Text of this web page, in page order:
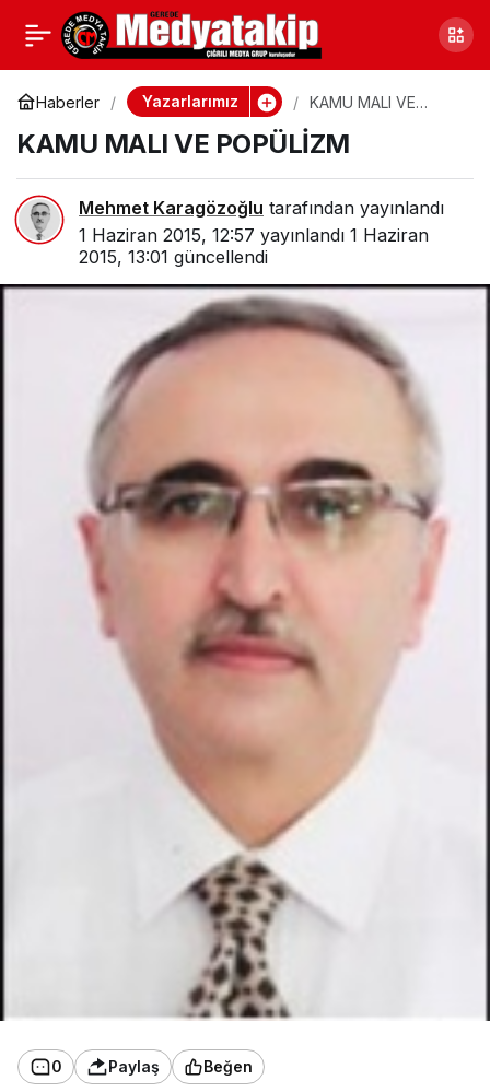
Haberler Yazarlarımız
KAMU MALI VE
KAMU MALI VE POPÜLİZM
Mehmet Karagözoğlu tarafından yayınlandı
1 Haziran 2015, 12:57 yayınlandı 1 Haziran
2015, 13:01 güncellendi
0 Paylaş Beğen
SEÇMEDEN OLMAZ Paylaş